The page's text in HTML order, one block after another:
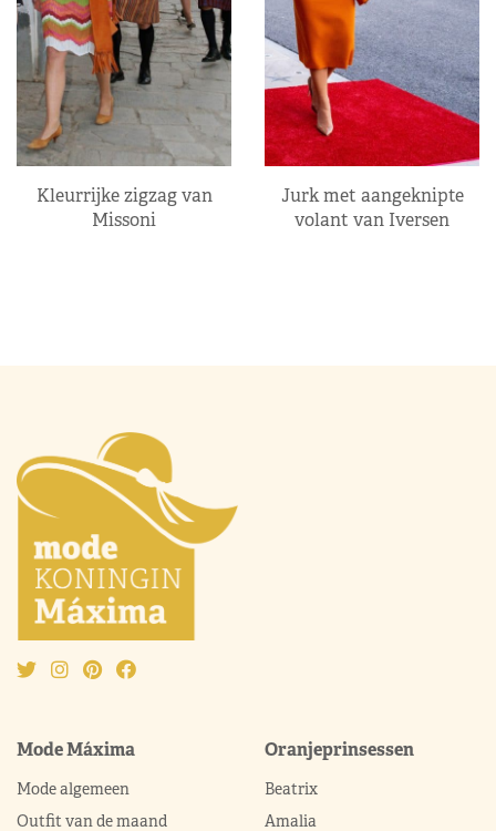
Kleurrijke zigzag van
Missoni
Jurk met aangeknipte
volant van Iversen
Mode Máxima
Mode algemeen
Outfit van de maand
Oranjeprinsessen
Beatrix
Amalia